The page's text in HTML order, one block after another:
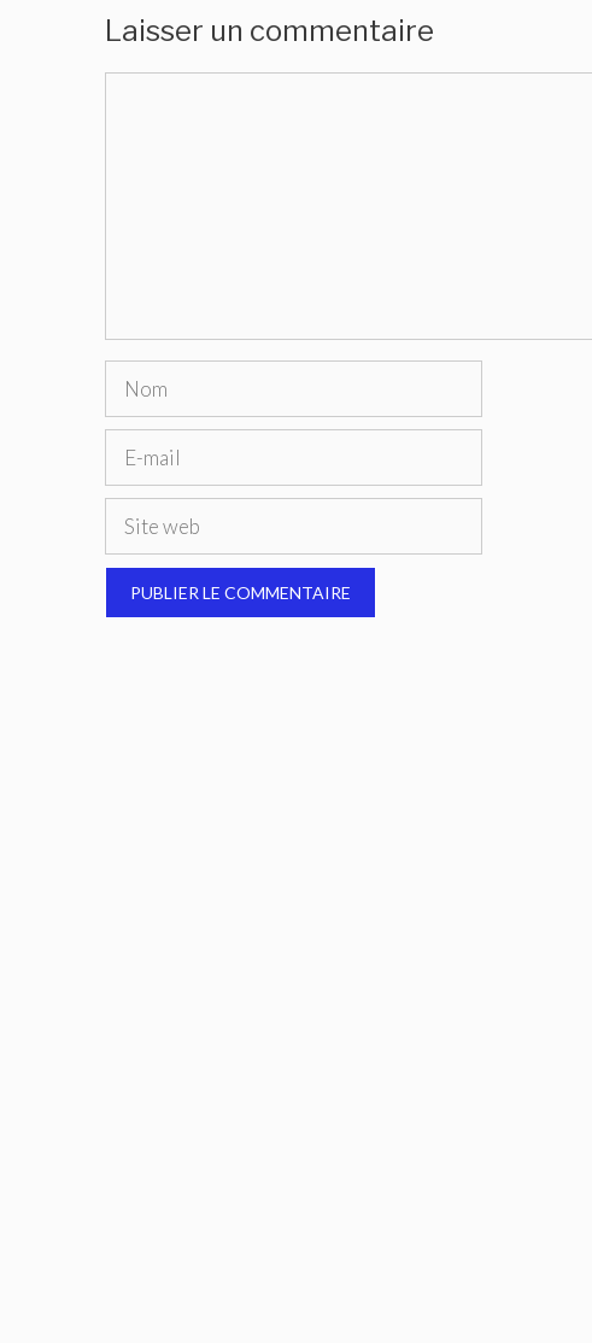
Laisser un commentaire
Nom
Site